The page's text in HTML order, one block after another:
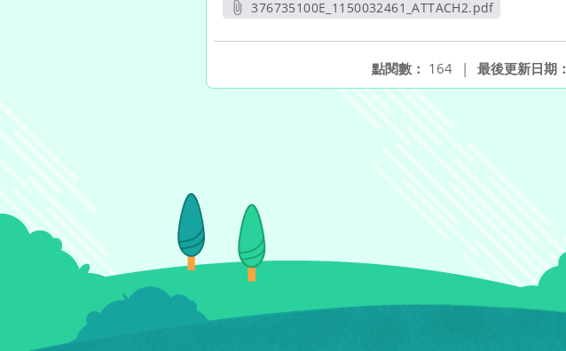
376735100E_1150032461_ATTACH2.pdf
最後更新日期：
點閱數： 164 |